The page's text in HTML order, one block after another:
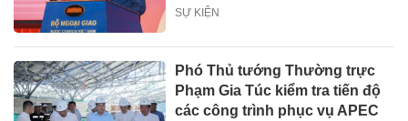
SỰ KIỆN
Phó Thủ tướng Thường trực
Phạm Gia Túc kiểm tra tiến độ
các công trình phục vụ APEC